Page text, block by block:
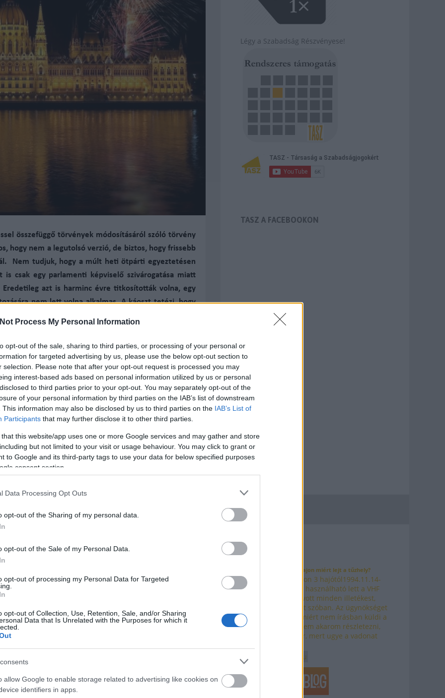
Process My Personal Information
opt-out of the sale, sharing to third parties, or processing of your personal or
for targeted advertising by us, please use the below opt-out section to
selection. Please note that after your opt-out request is processed you may
interest-based ads based on personal information utilized by us or personal
to third parties prior to your opt-out. You may separately opt-out of the
of your personal information by third parties on the IAB’s list of downstream
This information may also be disclosed by us to third parties on the IAB’s List of
Participants that may further disclose it to other third parties.
that this website/app uses one or more Google services and may gather and store
but not limited to your visit or usage behaviour. You may click to grant or
to Google and its third-party tags to use your data for below specified purposes
consent section.
Data Processing Opt Outs
opt-out of the Sharing of my personal data.
opt-out of the Sale of my Personal Data.
opt-out of processing my Personal Data for Targeted
opt-out of Collection, Use, Retention, Sale, and/or Sharing
Data that Is Unrelated with the Purposes for which it
allow Google to enable storage related to advertising like cookies on
identifiers in apps.
összefüggő törvények módosításáról szóló törvény
hogy nem a legutolsó verzió, de biztos, hogy frissebb
Nem tudjuk, hogy a múlt heti ötpárti egyeztetésen
csak egy parlamenti képviselő szivárogatása miatt
azt is harminc évre titkosították volna, egy
nem lett volna alkalmas. A káoszt tetézi, hogy
csak sötétben tapogatózhatunk egy törvényjavaslattal
tartalmaz, ami mindannyiunk életét befolyásolhatja.
nem így kéne lenni. Mégis naivitás kell ahhoz, hogy
vitát, akár szakmai egyeztetéseket reméljünk. Pedig
egy már beterjesztett törvényjavaslat esetében erre
mint a nyilvánosság megszólítása. Ha ezt más
a szerepet. Ha a kormany.hu nem az a hely, ahonnan
akkor magunknak kell megteremteni ezeket a
marad a követhetetlen törvénykezés, maradnak a
döntések. Olyan döntések, amelyek
A törvénytervezetből csak két példa. A
a tervezet egy minisztert arra, hogy rendeletben
alkalmas létesítmények látogatását,
fontos demokratikus jognak, a gyülekezésnek a
kritériumok alapján. A tervezet másik pontjával
digitális korban, egy korábbiposztbanírtunk.
elköltésének követhetetlenségét szolgáló
A tervezett szabályok jelentős része ugyanis a
egy része kimondottan Alaptörvény-ellenes
hogy nem lehet olyan helyzet, ami az intézkedéseket a
abban azonban biztosak vagyunk, hogy a
be mindennapjainkba.
Légy a Szabadság Részvényese!
TASZ A FACEBOOKON
BLOGAJÁNLÓ
MV Pancon 3 - 4. rész vajon miért lejt a tűzhely?
Napló az M/V Pancon 3 hajótól1994.11.14-
1995.06.02 Ahogy használható lett a VHF
rádió a főnök felhívott minden illetékest,
elmondott mindent szóban. Az ügynökséget
persze érdekelte, miért nem írásban küldi a
jelentést. Na, azt nem akarom részletezni,
hogy kifakadt ekkor, mert ugye a vadonat
shipengine.blog.hu